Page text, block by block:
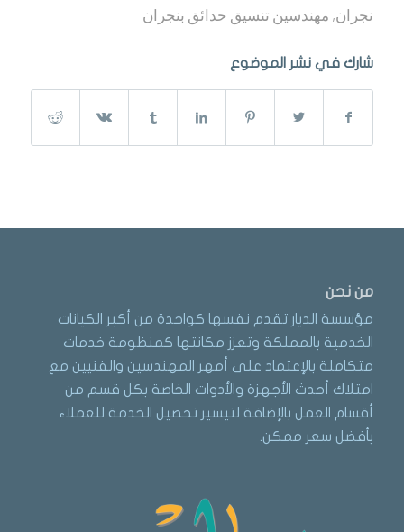
نجران, مهندسين تنسيق حدائق بنجران
شارك في نشر الموضوع
من نحن
مؤسسة الديار تقدم نفسها كواحدة من أكبر الكيانات
الخدمية بالمملكة وتعزز مكانتها كمنظومة خدمات
متكاملة بالإعتماد على أمهر المهندسين والفنيين مع
امتلاك أحدث الأجهزة والأدوات الخاصة بكل قسم من
أقسام العمل بالإضافة لتيسير تحصيل الخدمة للعملاء
بأفضل سعر ممكن.